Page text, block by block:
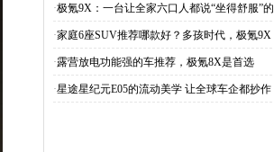
·极氪9X：一台让全家六口人都说“坐得舒服”的
·家庭6座SUV推荐哪款好？多孩时代，极氪9X
·露营放电功能强的车推荐，极氪8X是首选
·星途星纪元E05的流动美学 让全球车企都抄作